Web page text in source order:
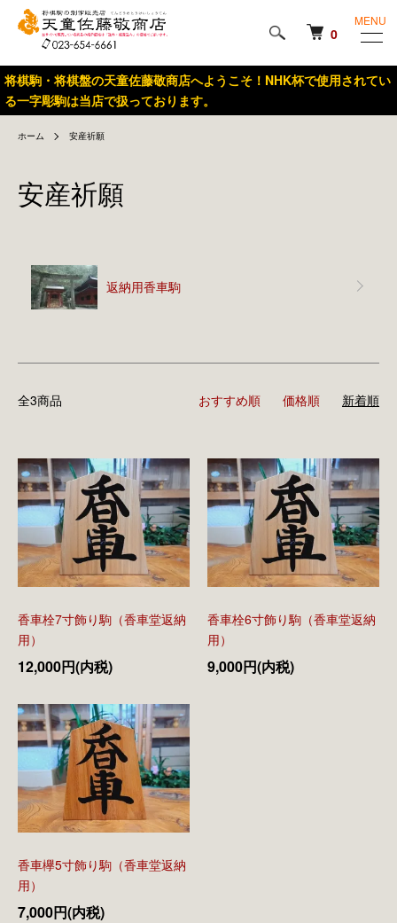
将棋駒・将棋盤の天童佐藤敬商店へようこそ！NHK杯で使用されてい
る一字彫駒は当店で扱っております。
0
MENU
ホーム 安産祈願
安産祈願
返納用香車駒
全3商品 おすすめ順 価格順 新着順
香車栓7寸飾り駒（香車堂返納
用）
12,000円(内税)
香車栓6寸飾り駒（香車堂返納
用）
9,000円(内税)
香車欅5寸飾り駒（香車堂返納
用）
7,000円(内税)